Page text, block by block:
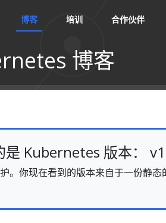
博客 培训 合作伙伴
博客
Kubernetes 版本：
。你现在看到的版本来自于一份静态